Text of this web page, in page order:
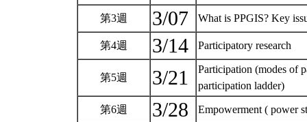
第3週 3/07 What is PPGIS? Key
第4週 3/14 Participatory research
第5週 3/21
Participation (modes of
participation ladder)
第6週 3/28 Empowerment ( power